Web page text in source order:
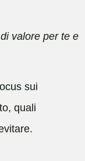
valore per te e
sui
quali